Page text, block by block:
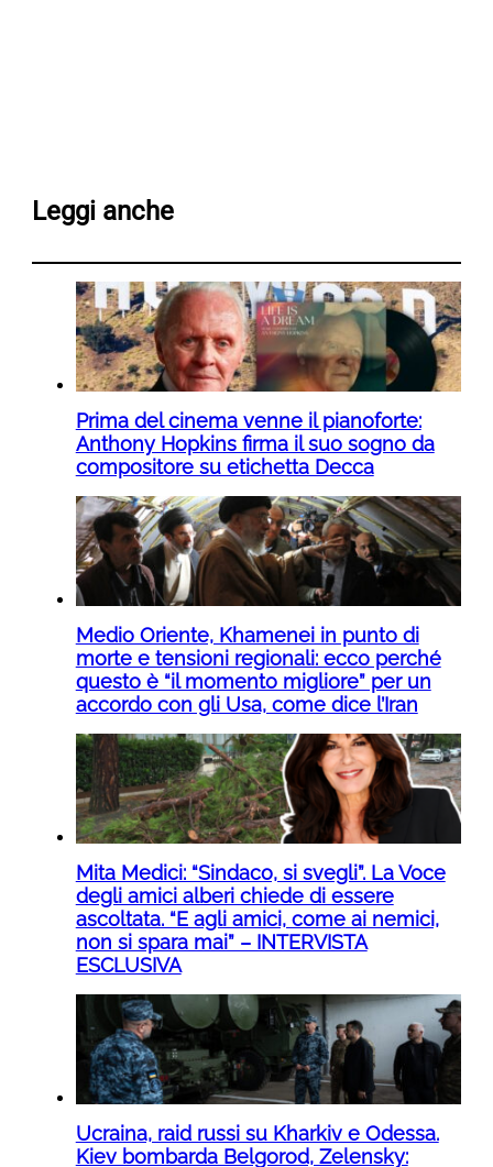
Leggi anche
Prima del cinema venne il pianoforte:
Anthony Hopkins firma il suo sogno da
compositore su etichetta Decca
Medio Oriente, Khamenei in punto di
morte e tensioni regionali: ecco perché
questo è “il momento migliore” per un
accordo con gli Usa, come dice l’Iran
Mita Medici: “Sindaco, si svegli”. La Voce
degli amici alberi chiede di essere
ascoltata. “E agli amici, come ai nemici,
non si spara mai” – INTERVISTA
ESCLUSIVA
Ucraina, raid russi su Kharkiv e Odessa.
Kiev bombarda Belgorod, Zelensky: